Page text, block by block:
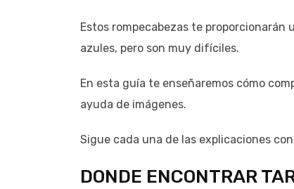
Estos rompecabezas te proporcionarán
azules, pero son muy difíciles.
En esta guía te enseñaremos cómo
ayuda de imágenes.
Sigue cada una de las explicaciones
DONDE ENCONTRAR